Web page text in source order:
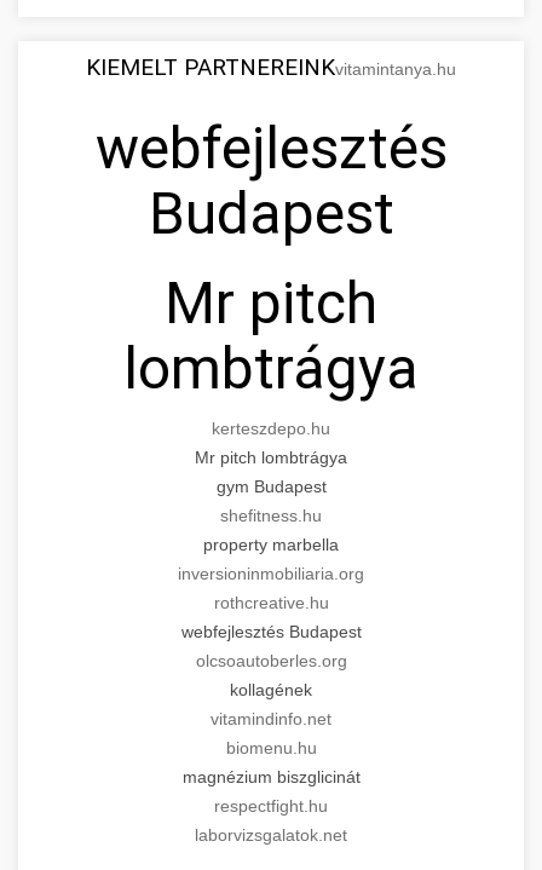
KIEMELT PARTNEREINKvitamintanya.hu
webfejlesztés
Budapest
Mr pitch
lombtrágya
kerteszdepo.hu
Mr pitch lombtrágya
gym Budapest
shefitness.hu
property marbella
inversioninmobiliaria.org
rothcreative.hu
webfejlesztés Budapest
olcsoautoberles.org
kollagének
vitamindinfo.net
biomenu.hu
magnézium biszglicinát
respectfight.hu
laborvizsgalatok.net